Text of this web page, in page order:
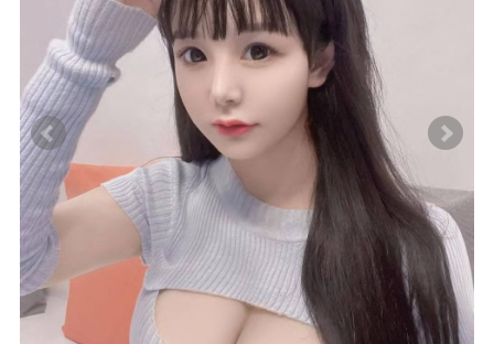
芝加哥
新泽西
圣地亚哥
休斯顿
拉斯维加斯
波士顿
华盛顿